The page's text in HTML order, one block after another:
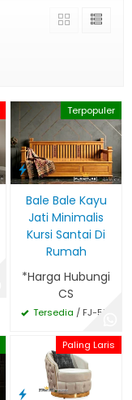
Terpopuler
Bale Bale Kayu
Jati Minimalis
Kursi Santai Di
Rumah
*Harga Hubungi
CS
Tersedia / FJ-517
Paling Laris